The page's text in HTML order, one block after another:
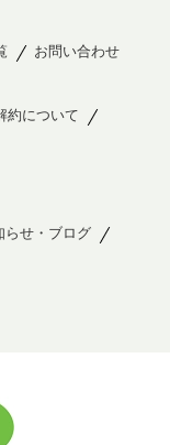
お問い合わせ
約について
らせ・ブログ